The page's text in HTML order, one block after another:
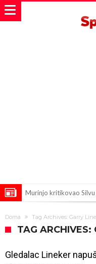
Murinjo kritikovao
prihvatio najluđi izazov
VIDEO Viralni snimak iz
stigla za Ardu Gulera!
Španija na nogama,
Doma Tag Archives: Garry
TAG ARCHIVES:
Gledalac Lineker